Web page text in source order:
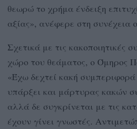
θεωρώ το χρήμα ένδειξη
αξίας», ανέφερε στη συνέχεια
Σχετικά με τις κακοποιητικές
χώρο του θεάματος, ο Όμηρος
«Έχω δεχτεί κακή
υπάρξει και μάρτυρας κακών
αλλά δε συγκρίνεται με τις
έχουν γίνει γνωστές.